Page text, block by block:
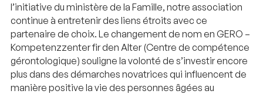
l’initiative du ministère de la Famille, notre association
continue à entretenir des liens étroits avec ce
partenaire de choix. Le changement de nom en GERO –
Kompetenzzenter fir den Alter (Centre de compétence
gérontologique) souligne la volonté de s’investir encore
plus dans des démarches novatrices qui influencent de
manière positive la vie des personnes âgées au